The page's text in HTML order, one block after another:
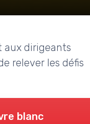
aux dirigeants
relever les défis
blanc